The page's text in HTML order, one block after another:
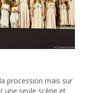
procession mais sur
une seule scène et